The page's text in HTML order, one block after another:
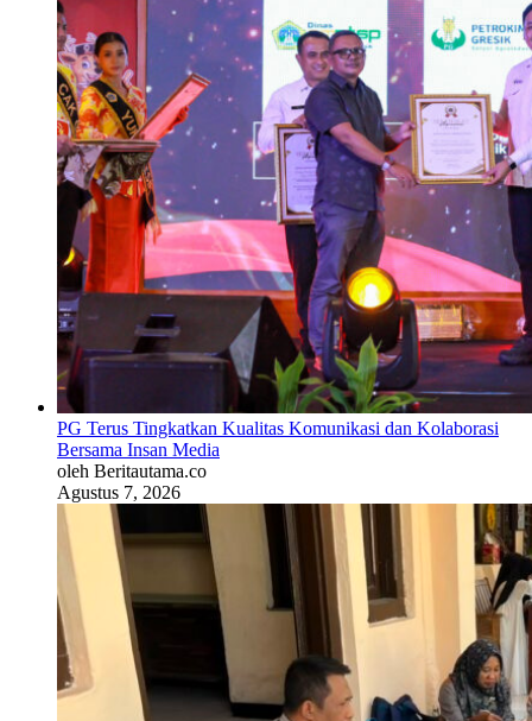
PG Terus Tingkatkan Kualitas Komunikasi dan Kolaborasi
Bersama Insan Media
oleh Beritautama.co
Agustus 7, 2026